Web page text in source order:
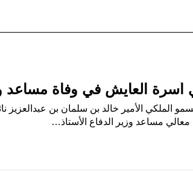
أسرة العايش في وفاة مساعد
الملكي الأمير خالد بن سلمان بن عبدالعزيز
معالي مساعد وزير الدفاع الأستاذ…